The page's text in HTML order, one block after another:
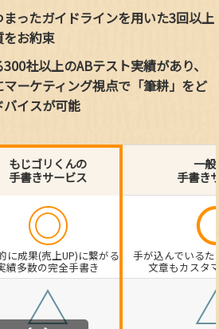
ったガイドラインを用いた3回以上
お約束
社以上のABテスト実績があり、
ーケティング視点で「筆耕」をど
イスが可能
もじゴリくんの
手書きサービス
一般
手書き
◎
に成果(売上UP)に繋がる
績多数の完全手書き
手が込んでいる
文章もカスタ
△